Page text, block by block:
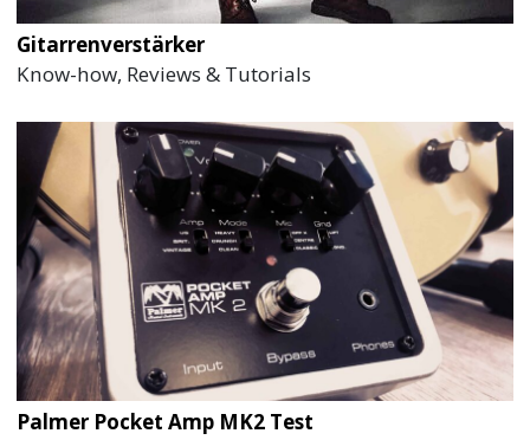
Gitarrenverstärker
Know-how, Reviews & Tutorials
Palmer Pocket Amp MK2 Test